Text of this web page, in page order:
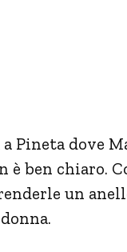
Pineta dove
è ben chiaro.
un